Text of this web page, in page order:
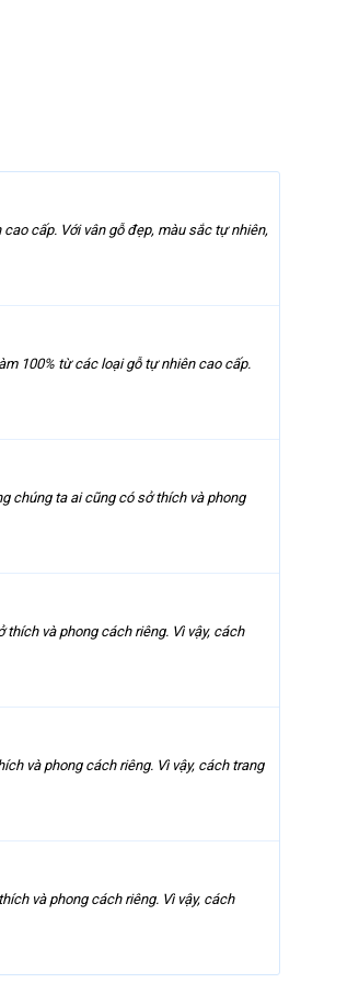
cao cấp. Với vân gỗ đẹp, màu sắc tự nhiên,
100% từ các loại gỗ tự nhiên cao cấp.
chúng ta ai cũng có sở thích và phong
thích và phong cách riêng. Vì vậy, cách
và phong cách riêng. Vì vậy, cách trang
và phong cách riêng. Vì vậy, cách